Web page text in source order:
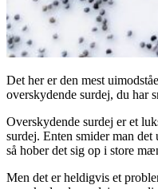
Det her er den mest
overskydende surdej, du har
Overskydende surdej er et
surdej. Enten smider man
så hober det sig op i store
Men det er heldigvis et